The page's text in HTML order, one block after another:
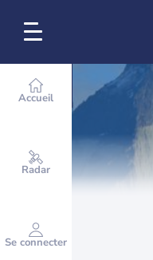
Accueil
Radar
Se connecter